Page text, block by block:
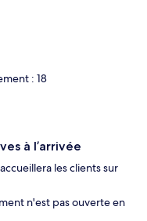
: 18
à l’arrivée
les clients sur
n'est pas ouverte en